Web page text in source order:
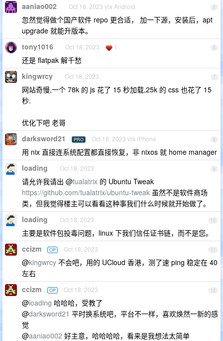
5
aaniao002 Oct 18, 2023 via Android
忽然觉得做个国产软件 repo 更合适， 加一下源，安装后，apt
upgrade 就能升版本。
6
tony1016 Oct 18, 2023 1
还是 flatpak 解千愁
7
kingwrcy Oct 18, 2023
网站奇慢,一个 78k 的 js 花了 15 秒加载,25k 的 css 也花了 15
秒.
优化下吧 老哥
8
darksword21 PRO Oct 18, 2023 via iPhone
用 nix 直接连系统配置都直接恢复，非 nixos 就 home manager
9
loading Oct 18, 2023
请允许我请出 @tualatrix 的 Ubuntu Tweak
https://github.com/tualatrix/ubuntu-tweak 虽然不是软件商场
类，但我觉得楼主可以看看这种事我们什么时候就开始做了。
10
loading Oct 18, 2023
主要是软件包投毒问题，linux 下我们信任证书链，而不是您。
11
ccizm OP Oct 18, 2023
@kingwrcy 不会吧，用的 UCloud 香港，测了速 ping 稳定在 40
左右
12
ccizm OP Oct 18, 2023
@loading 哈哈哈，受教了
@darksword21 平时换系统吧，平台不一样，喜欢焕然一新的感
觉
@aaniao002 好主意，哈哈哈哈，看来是我想法太简单